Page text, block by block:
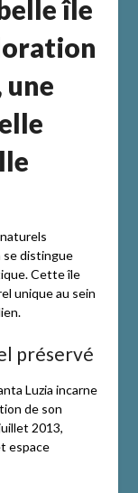
île
une
se distingue
Cette île
unique au sein
préservé
Luzia incarne
de son
2013,
espace